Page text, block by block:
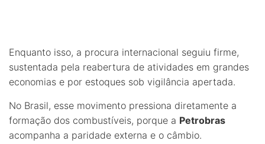
Enquanto isso, a procura internacional seguiu firme,
sustentada pela reabertura de atividades em grandes
economias e por estoques sob vigilância apertada.
No Brasil, esse movimento pressiona diretamente a
formação dos combustíveis, porque a Petrobras
acompanha a paridade externa e o câmbio.